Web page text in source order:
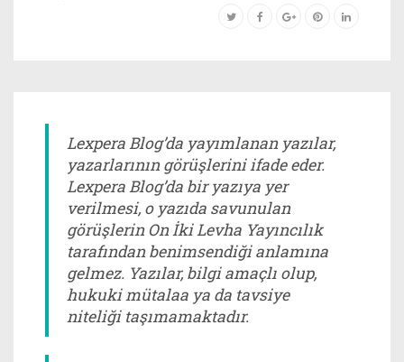
Lexpera Blog’da yayımlanan yazılar,
yazarlarının görüşlerini ifade eder.
Lexpera Blog’da bir yazıya yer
verilmesi, o yazıda savunulan
görüşlerin On İki Levha Yayıncılık
tarafından benimsendiği anlamına
gelmez. Yazılar, bilgi amaçlı olup,
hukuki mütalaa ya da tavsiye
niteliği taşımamaktadır.